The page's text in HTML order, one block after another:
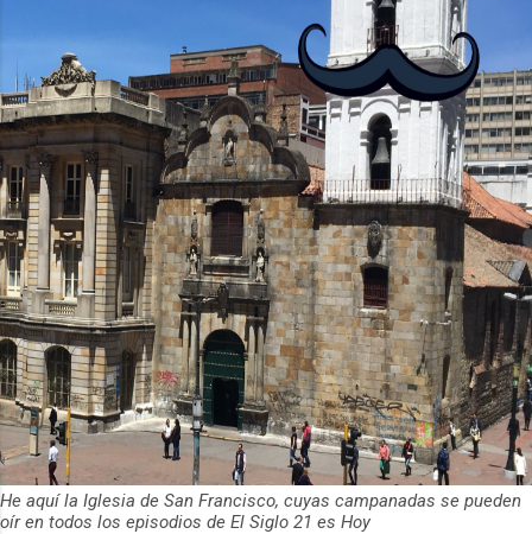
2012 y cuenta con más de 37 millones
de usuarios activos diarios. Desde 2022,
ha empeza...
He aquí la Iglesia de San Francisco, cuyas campanadas se pueden
oír en todos los episodios de El Siglo 21 es Hoy